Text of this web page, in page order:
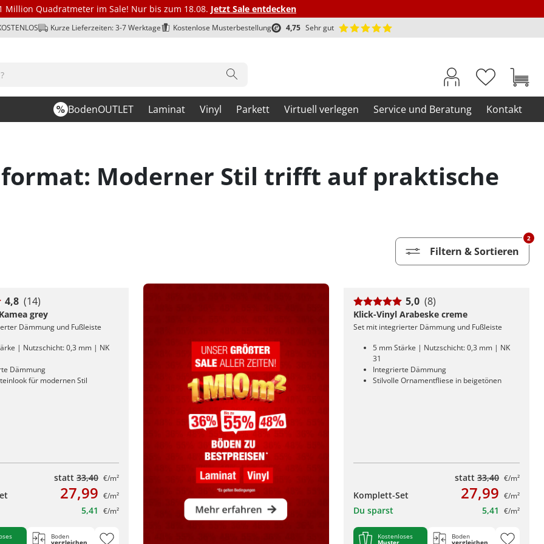
Million Quadratmeter im Sale! Nur bis zum 18.08. Jetzt Sale entdecken
Kurze Lieferzeiten: 3-7 Werktage Kostenlose Musterbestellung 4,75 Sehr gut
BodenOUTLET Laminat Vinyl Parkett Virtuell verlegen Service und Beratung Kontakt
Moderner Stil trifft auf praktische
Filtern & Sortieren
2
4,8 (14)
grey
Dämmung und Fußleiste
| Nutzschicht: 0,3 mm | NK
Dämmung
für modernen Stil
statt 33,40 €/m²
27,99 €/m²
5,41 €/m²
Boden
vergleichen
5,0 (8)
Klick-Vinyl Arabeske creme
Set mit integrierter Dämmung und Fußleiste
5 mm Stärke | Nutzschicht: 0,3 mm | NK
31
Integrierte Dämmung
Stilvolle Ornamentfliese in beigetönen
statt 33,40 €/m²
Komplett-Set 27,99 €/m²
Du sparst 5,41 €/m²
Kostenloses
Muster
Boden
vergleichen